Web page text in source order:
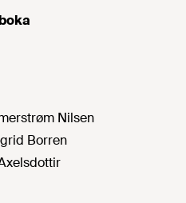
Nilsen
Borren